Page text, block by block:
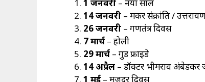
1 जनवरी – नया साल
14जनवरी – मकर संक्रांति /
26जनवरी – गणतंत्र दिवस
7मार्च – होली
29मार्च – गुड फ्राइडे
14अप्रैल – डॉक्टर भीमराव अंबेडकर
1 मई – मजदूर दिवस